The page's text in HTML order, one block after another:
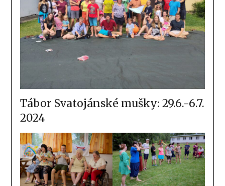
Tábor Svatojánské mušky: 29.6.-6.7.
2024